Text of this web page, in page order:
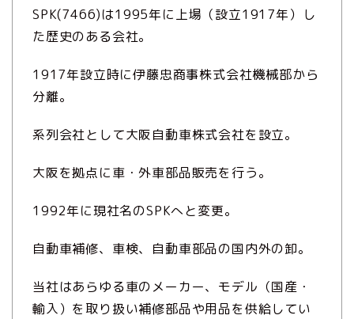
SPK(7466)は1995年に上場（設立1917年）し
た歴史のある会社。
1917年設立時に伊藤忠商事株式会社機械部から
分離。
系列会社として大阪自動車株式会社を設立。
大阪を拠点に車・外車部品販売を行う。
1992年に現社名のSPKへと変更。
自動車補修、車検、自動車部品の国内外の卸。
当社はあらゆる車のメーカー、モデル（国産・
輸入）を取り扱い補修部品や用品を供給してい